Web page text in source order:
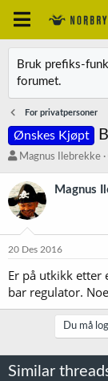
Bruk prefiks-
forumet.
For privatpersoner
Ønskes Kjøpt
T
å
d
s
t
e
r
Magnus Ilebrekke
Magnus
20 Des 2016
Er på utkikk etter
bar regulator.
Du må
Similar